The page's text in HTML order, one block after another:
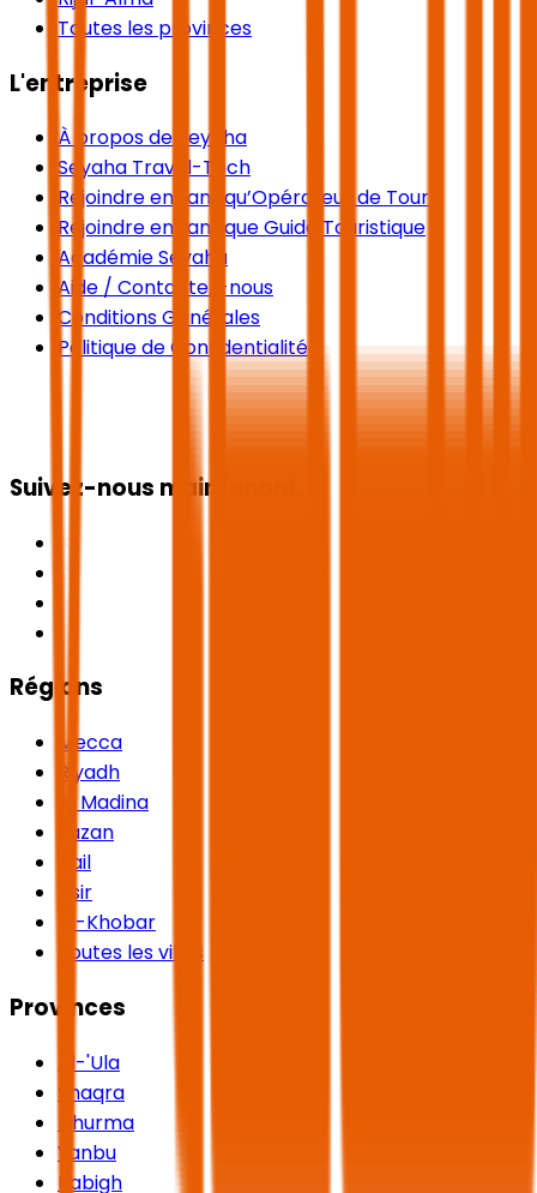
Toutes les provinces
L'entreprise
À propos de Seyaha
Seyaha Travel-Tech
Rejoindre en tant qu’Opérateur de Tours
Rejoindre en tant que Guide Touristique
Académie Seyaha
Aide / Contactez-nous
Conditions Générales
Politique de Confidentialité
Suivez-nous maintenant
Régions
Mecca
Riyadh
Al Madina
Jazan
Hail
Asir
Al-Khobar
Toutes les villes
Provinces
Al-'Ula
Shaqra
Dhurma
Yanbu
Rabigh